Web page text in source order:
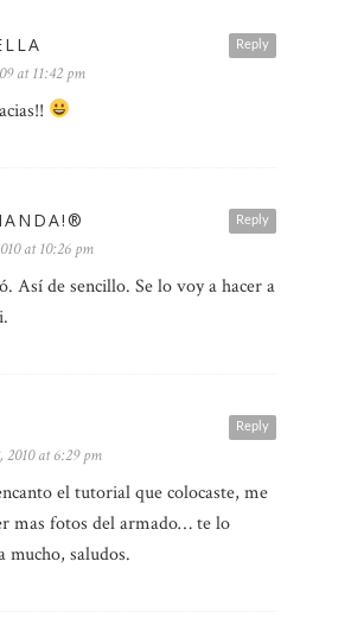
Reply
at 11:42 pm
Reply
at 10:26 pm
Así de sencillo. Se lo voy a hacer a
Reply
2010 at 6:29 pm
el tutorial que colocaste, me
mas fotos del armado… te lo
mucho, saludos.